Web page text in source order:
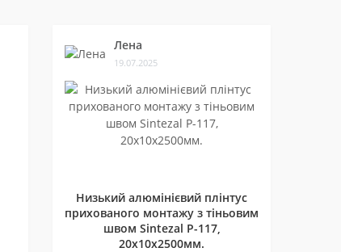
Лена
19.07.2025
Низький алюмінієвий плінтус
прихованого монтажу з тіньовим
швом Sintezal P-117,
20х10х2500мм.